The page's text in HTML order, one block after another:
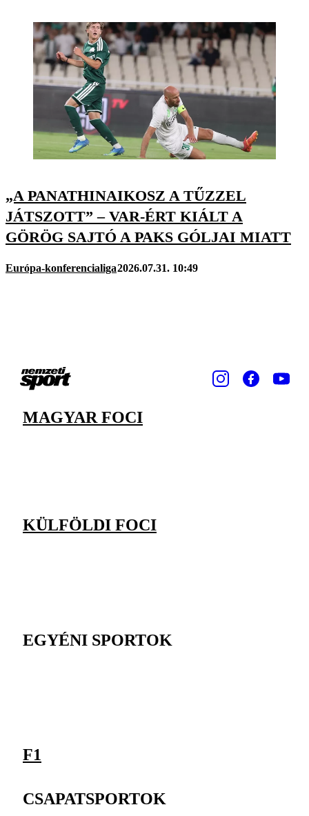
„A PANATHINAIKOSZ A TŰZZEL
JÁTSZOTT” – VAR-ÉRT KIÁLT A
GÖRÖG SAJTÓ A PAKS GÓLJAI MIATT
Európa-konferencialiga2026.07.31. 10:49
MAGYAR FOCI
KÜLFÖLDI FOCI
EGYÉNI SPORTOK
F1
CSAPATSPORTOK